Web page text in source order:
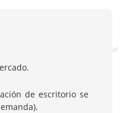
de escritorio se